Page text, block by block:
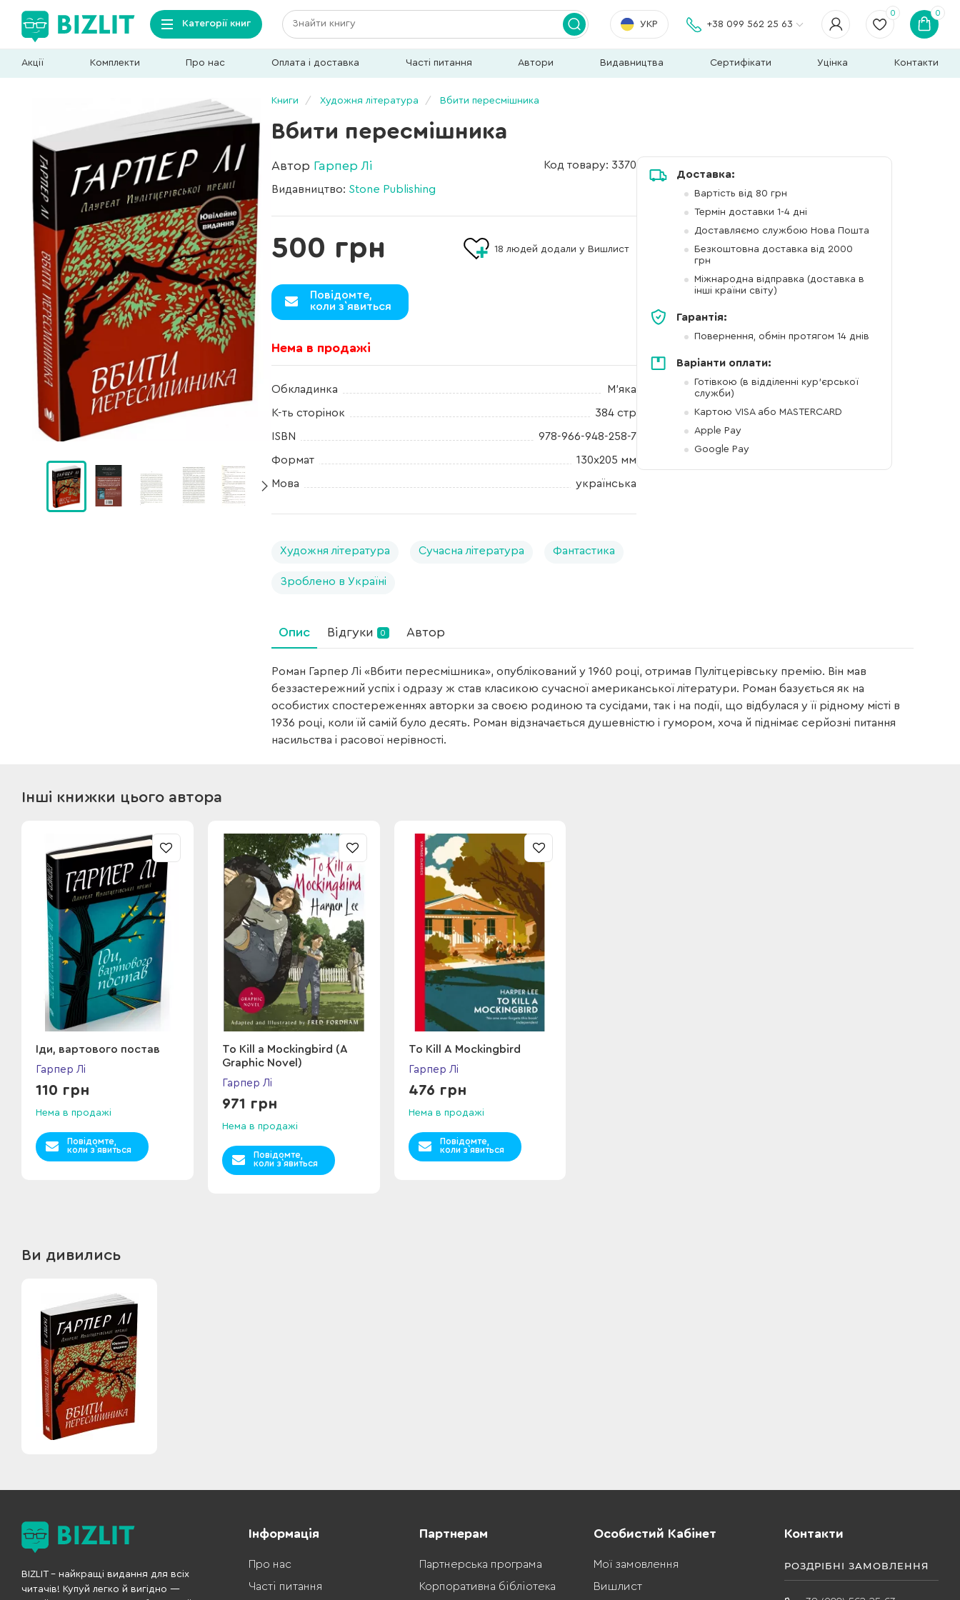
Категорії книг УКР +38 099 562 25 63
0 0
Акції Комплекти Про нас Оплата і доставка Часті питання Автори Видавництва Сертифікати Уцінка Контакти
Книги Художня література Вбити пересмішника
Вбити пересмішника
Автор Гарпер Лі
Видавництво: Stone Publishing
Код товару: 3370
500 грн
Повідомте,
коли з`явиться
18 людей додали у Вишлист
Нема в продажі
Обкладинка М'яка
К-ть сторінок 384 стр
ISBN 978-966-948-258-7
Формат 130х205 мм
Мова українська
Художня література Сучасна література Фантастика
Зроблено в Україні
Доставка:
Вартість від 80 грн
Термін доставки 1-4 дні
Доставляємо службою Нова Пошта
Безкоштовна доставка від 2000
грн
Міжнародна відправка (доставка в
інші країни світу)
Гарантія:
Повернення, обмін протягом 14 днів
Варіанти оплати:
Готівкою (в відділенні кур'єрської
служби)
Картою VISA або MASTERCARD
Apple Pay
Google Pay
Опис Відгуки 0 Автор
Роман Гарпер Лі «Вбити пересмішника», опублікований у 1960 році, отримав Пулітцерівську премію. Він мав
беззастережний успіх і одразу ж став класикою сучасної американської літератури. Роман базується як на
особистих спостереженнях авторки за своєю родиною та сусідами, так і на події, що відбулася у її рідному місті в
1936 році, коли їй самій було десять. Роман відзначається душевністю і гумором, хоча й піднімає серйозні питання
насильства і расової нерівності.
Інші книжки цього автора
Іди, вартового постав
Гарпер Лі
110 грн
Нема в продажі
Повідомте,
коли з`явиться
To Kill a Mockingbird (A
Graphic Novel)
Гарпер Лі
971 грн
Нема в продажі
Повідомте,
коли з`явиться
To Kill A Mockingbird
Гарпер Лі
476 грн
Нема в продажі
Повідомте,
коли з`явиться
Ви дивились
BIZLIT – найкращі видання для всіх
читачів! Купуй легко й вигідно —
Інформація
Про нас
Часті питання
Партнерам
Партнерська програма
Корпоративна бібліотека
Особистий Кабінет
Мої замовлення
Вишлист
Контакти
РОЗДРІБНІ ЗАМОВЛЕННЯ